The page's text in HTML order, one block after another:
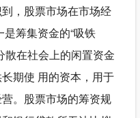
，股票市场在市场经
筹集资金的“吸铁
散在社会上的闲置资金
期使 用的资本，用于
。股票市场的筹资规